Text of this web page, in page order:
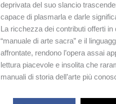
deprivata del suo slancio
capace di plasmarla e darle
La ricchezza dei contributi offerti
“manuale di arte sacra” e il
affrontate, rendono l’opera assai
lettura piacevole e insolita che
manuali di storia dell’arte più